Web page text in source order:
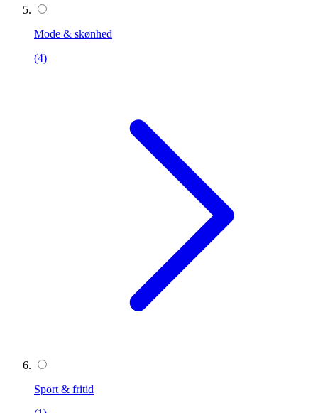
Mode & skønhed
(4)
Sport & fritid